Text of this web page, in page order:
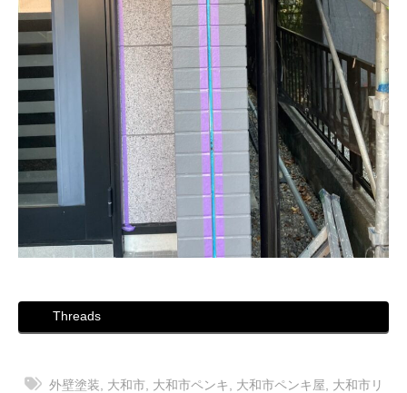
Threads
外壁塗装 大和市 大和市ペンキ 大和市ペンキ屋
大和市リ